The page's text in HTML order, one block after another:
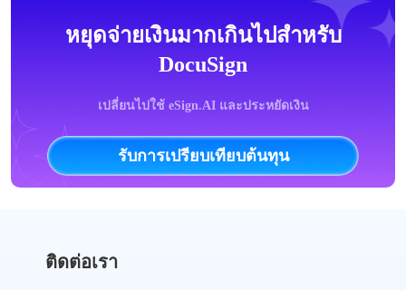
หยุดจ่ายเงินมากเกินไปสำหรับ
DocuSign
เปลี่ยนไปใช้ eSign.AI และประหยัดเงิน
รับการเปรียบเทียบต้นทุน
ติดต่อเรา